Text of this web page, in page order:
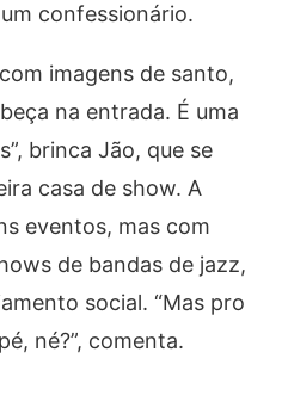
confessionário.
imagens de santo,
na entrada. É uma
brinca Jão, que se
casa de show. A
eventos, mas com
de bandas de jazz,
social. “Mas pro
né?”, comenta.